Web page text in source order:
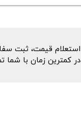
استعلام قیمت، ثبت
در کمترین زمان با